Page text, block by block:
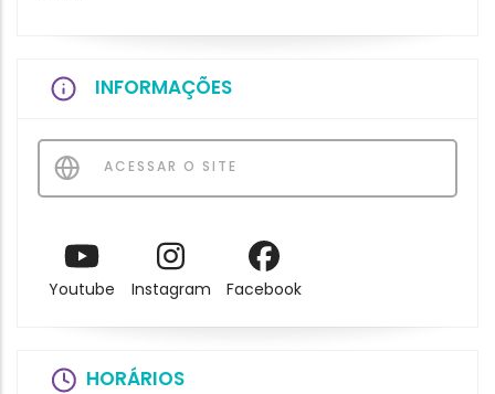
INFORMAÇÕES
ACESSAR O SITE
Youtube Instagram Facebook
HORÁRIOS